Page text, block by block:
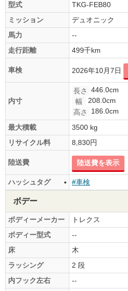
型式
TKG-FEB80
ミッション
デュオニック
馬力
--
走行距離
499千km
車検 2026年10月7日
内寸
長さ
446.0cm
幅
208.0cm
高さ
186.0cm
最大積載
3500 kg
リサイクル料
8,830円
陸送費 陸送費を表示
ハッシュタグ #車検
ボデー
ボディーメーカー
トレクス
ボディー型式
--
床
木
ラッシング
2 段
内フック左右
--